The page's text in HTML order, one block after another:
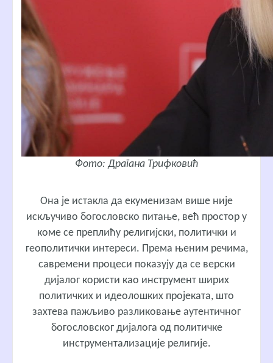
Фото: Драгана Трифковић
Она је истакла да екуменизам више није
искључиво богословско питање, већ простор у
коме се преплићу религијски, политички и
геополитички интереси. Према њеним речима,
савремени процеси показују да се верски
дијалог користи као инструмент ширих
политичких и идеолошких пројеката, што
захтева пажљиво разликовање аутентичног
богословског дијалога од политичке
инструментализације религије.